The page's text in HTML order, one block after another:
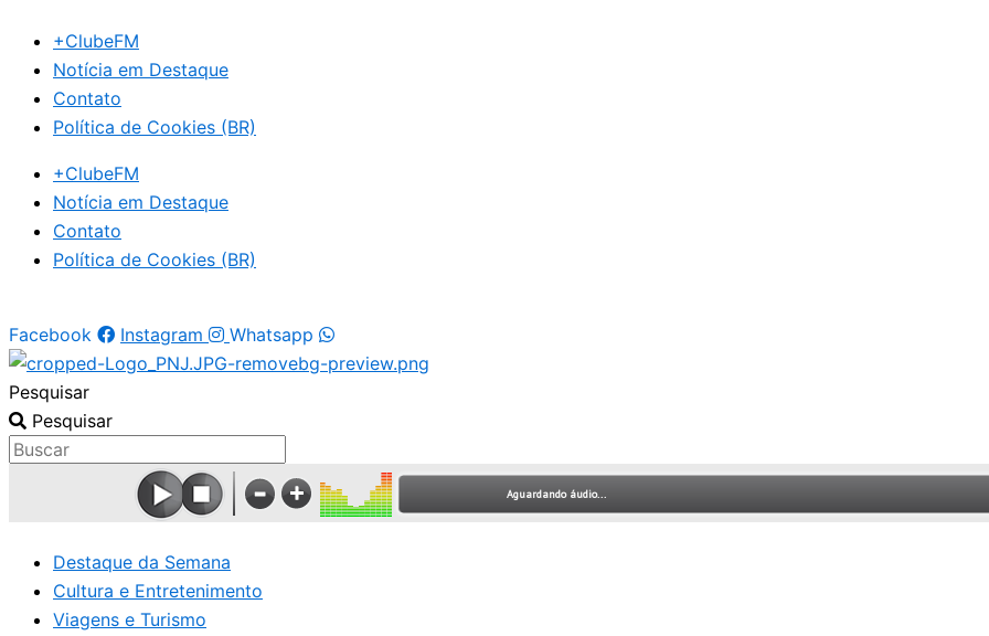
para
conteúdo
+ClubeFM
Notícia em Destaque
Contato
Política de Cookies (BR)
+ClubeFM
Notícia em Destaque
Contato
Política de Cookies (BR)
Facebook Instagram Whatsapp
Pesquisar
Pesquisar
Destaque da Semana
Cultura e Entretenimento
Viagens e Turismo